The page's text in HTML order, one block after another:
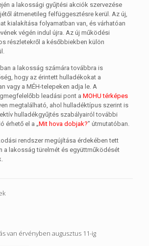
a lakossági gyűjtési akciók szervezése
átmenetileg felfüggesztésre kerül. Az új,
kialakítása folyamatban van, és várhatóan
végén indul újra. Az új működési
részletekről a későbbiekben külön
a lakosság számára továbbra is
hogy az érintett hulladékokat a
vagy a MÉH-telepeken adja le. A
leadási pont a MOHU térképes
megtalálható, ahol hulladéktípus szerint is
hulladékgyűjtés szabályairól további
érhető el a „Mit hova dobjak?” útmutatóban.
rendszer megújítása érdekében tett
a lakosság türelmét és együttműködését
van érvényben augusztus 11-ig